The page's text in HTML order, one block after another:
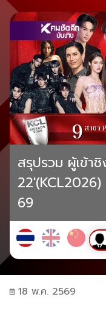
สรุปรวม ผู้เข้า
69
18 พ.ค. 2569